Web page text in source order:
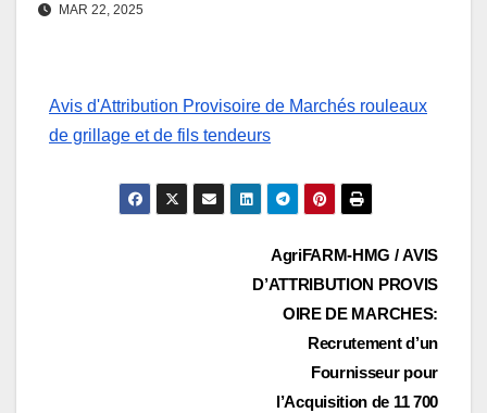
MAR 22, 2025
Avis d'Attribution Provisoire de Marchés rouleaux
de grillage et de fils tendeurs
AgriFARM-HMG / AVIS
D’ATTRIBUTION PROVIS
OIRE DE MARCHES:
Recrutement d’un
Fournisseur pour
l’Acquisition de 11 700